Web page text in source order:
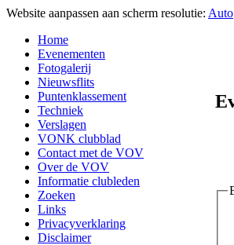
Website aanpassen aan scherm resolutie: Auto
Home
Evenementen
Fotogalerij
Nieuwsflits
Puntenklassement
Techniek
Verslagen
VONK clubblad
Contact met de VOV
Over de VOV
Informatie clubleden
Zoeken
Links
Privacyverklaring
Disclaimer